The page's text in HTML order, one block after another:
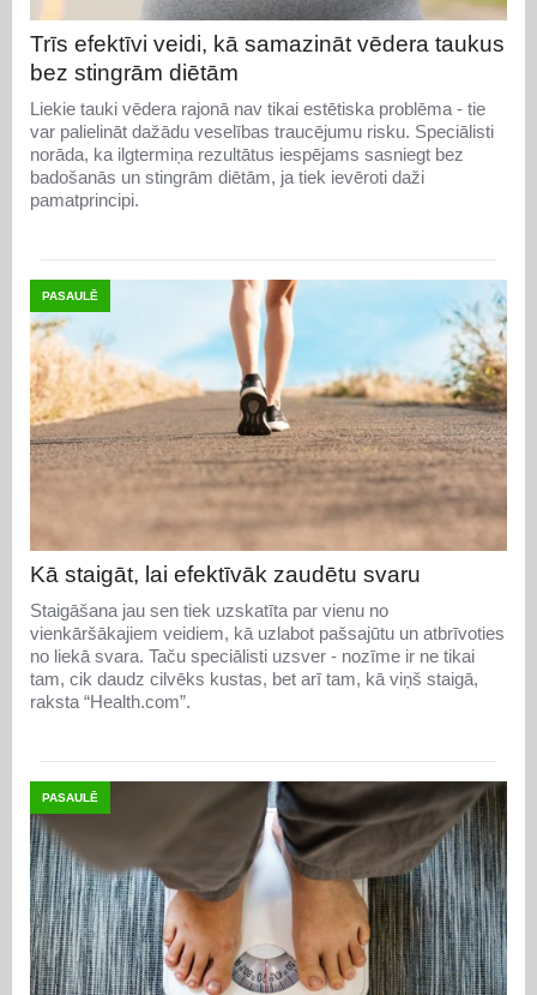
Trīs efektīvi veidi, kā samazināt vēdera taukus
bez stingrām diētām
Liekie tauki vēdera rajonā nav tikai estētiska problēma - tie
var palielināt dažādu veselības traucējumu risku. Speciālisti
norāda, ka ilgtermiņa rezultātus iespējams sasniegt bez
badošanās un stingrām diētām, ja tiek ievēroti daži
pamatprincipi.
PASAULĒ
Kā staigāt, lai efektīvāk zaudētu svaru
Staigāšana jau sen tiek uzskatīta par vienu no
vienkāršākajiem veidiem, kā uzlabot pašsajūtu un atbrīvoties
no liekā svara. Taču speciālisti uzsver - nozīme ir ne tikai
tam, cik daudz cilvēks kustas, bet arī tam, kā viņš staigā,
raksta “Health.com”.
PASAULĒ